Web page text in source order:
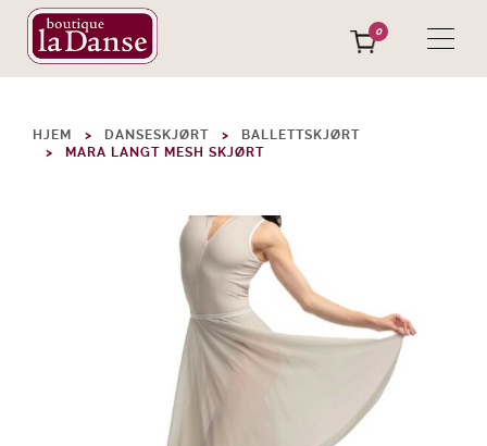
0
HJEM DANSESKJØRT
BALLETTSKJØRT
MARA LANGT MESH SKJØRT